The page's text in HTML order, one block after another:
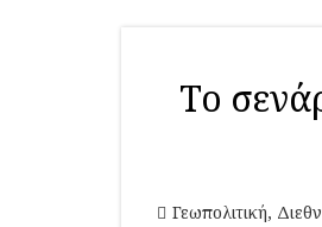
Το
Γεωπολιτική,